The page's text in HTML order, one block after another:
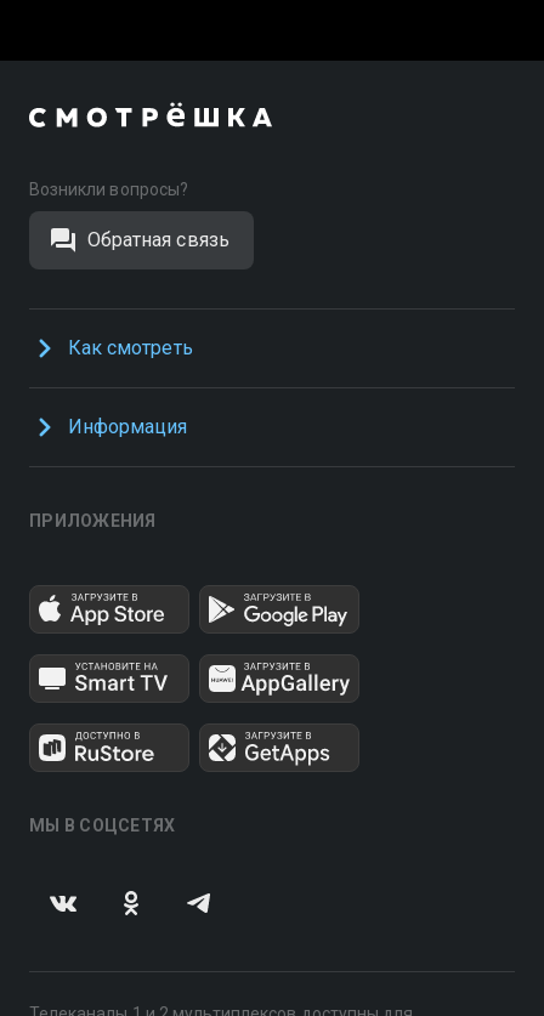
Возникли вопросы?
Обратная связь
Как смотреть
Информация
ПРИЛОЖЕНИЯ
МЫ В СОЦСЕТЯХ